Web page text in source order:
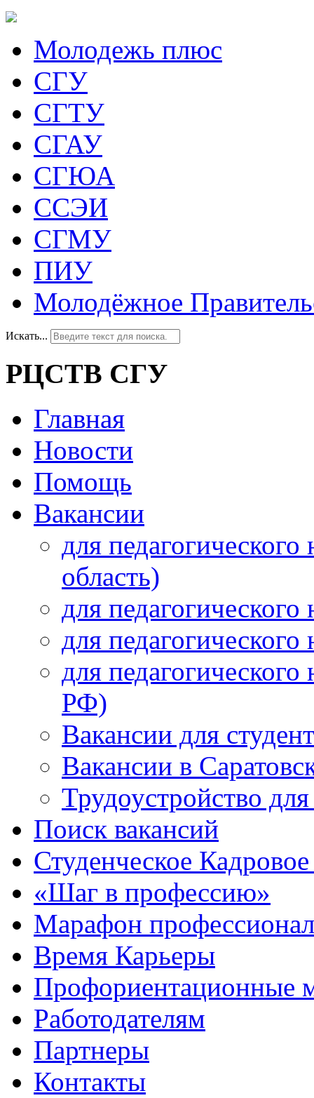
Молодежь плюс
СГУ
СГТУ
СГАУ
СГЮА
ССЭИ
СГМУ
ПИУ
Молодёжное
Искать...
РЦСТВ СГУ
Главная
Новости
Помощь
Вакансии
для
область)
для
для
для
РФ)
Вакансии для
Вакансии в
Трудоустройство
Поиск вакансий
Студенческое Кадровое
«Шаг в профессию»
Марафон
Время Карьеры
Профориентационные
Работодателям
Партнеры
Контакты